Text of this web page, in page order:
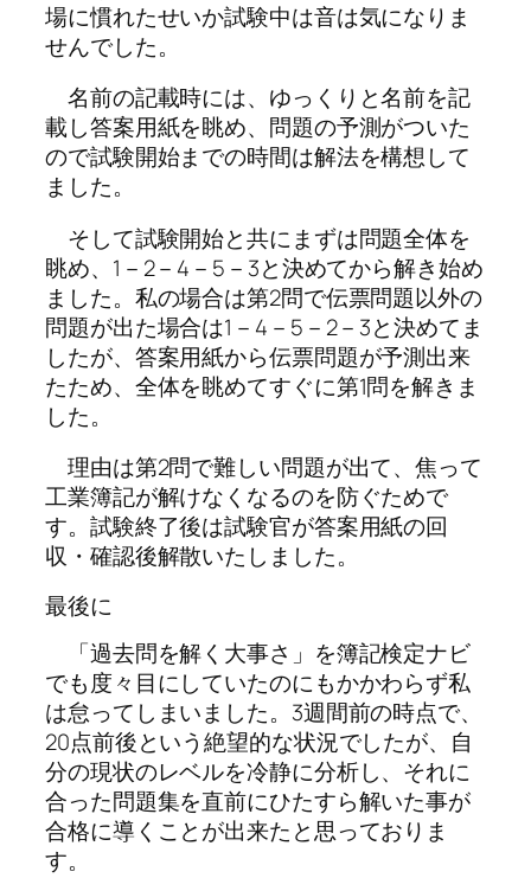
場に慣れたせいか試験中は音は気になりま
せんでした。
名前の記載時には、ゆっくりと名前を記
載し答案用紙を眺め、問題の予測がついた
ので試験開始までの時間は解法を構想して
ました。
そして試験開始と共にまずは問題全体を
眺め、1－2－4－5－3と決めてから解き始め
ました。私の場合は第2問で伝票問題以外の
問題が出た場合は1－4－5－2－3と決めてま
したが、答案用紙から伝票問題が予測出来
たため、全体を眺めてすぐに第1問を解きま
した。
理由は第2問で難しい問題が出て、焦って
工業簿記が解けなくなるのを防ぐためで
す。試験終了後は試験官が答案用紙の回
収・確認後解散いたしました。
最後に
「過去問を解く大事さ」を簿記検定ナビ
でも度々目にしていたのにもかかわらず私
は怠ってしまいました。3週間前の時点で、
20点前後という絶望的な状況でしたが、自
分の現状のレベルを冷静に分析し、それに
合った問題集を直前にひたすら解いた事が
合格に導くことが出来たと思っておりま
す。